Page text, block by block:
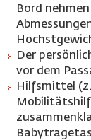
Bord
Der
vor dem
Hilfsmittel